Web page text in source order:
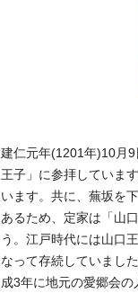
建仁元年(1201年)10月
王子」に参拝していま
います。共に、蕪坂を
あるため、定家は「山
う。江戸時代には山口
なって存続していまし
成3年に地元の愛郷会の